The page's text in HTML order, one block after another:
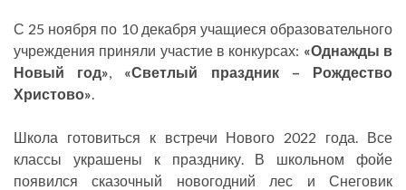
С 25 ноября по 10 декабря учащиеся образовательного
учреждения приняли участие в конкурсах: «Однажды в
Новый год», «Светлый праздник – Рождество
Христово».
Школа готовиться к встречи Нового 2022 года. Все
классы украшены к празднику. В школьном фойе
появился сказочный новогодний лес и Снеговик